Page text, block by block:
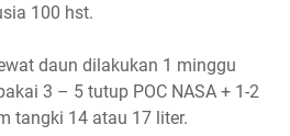
100 hst.
daun dilakukan 1 minggu
3 – 5 tutup POC NASA + 1-2
tangki 14 atau 17 liter.